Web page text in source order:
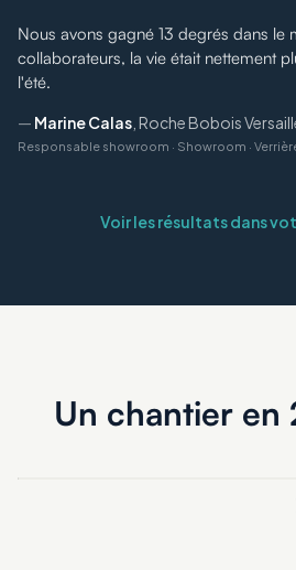
Nous avons gagné 13 degrés dans le
collaborateurs, la vie était nettement
l'été.
— Marine Calas Roche Bobois
Responsable showroom · Showroom ·
Voir les résultats dans
Un chantier en